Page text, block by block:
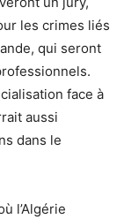
les crimes liés
qui seront
face à
aussi
dans le
l’Algérie